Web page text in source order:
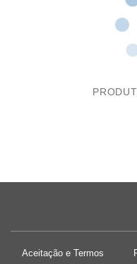
Aceitação e Termos